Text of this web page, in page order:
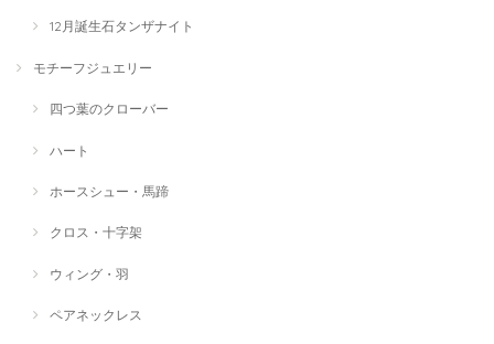
12月誕生石タンザナイト
モチーフジュエリー
四つ葉のクローバー
ハート
ホースシュー・馬蹄
クロス・十字架
ウィング・羽
ペアネックレス